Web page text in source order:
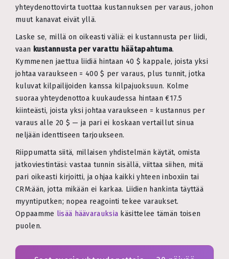
yhteydenottovirta tuottaa kustannuksen per varaus, johon
muut kanavat eivät yllä.
Laske se, millä on oikeasti väliä: ei kustannusta per liidi,
vaan kustannusta per varattu häätapahtuma.
Kymmenen jaettua liidiä hintaan 40 $ kappale, joista yksi
johtaa varaukseen = 400 $ per varaus, plus tunnit, jotka
kuluvat kilpailijoiden kanssa kilpajuoksuun. Kolme
suoraa yhteydenottoa kuukaudessa hintaan €17.5
kiinteästi, joista yksi johtaa varaukseen = kustannus per
varaus alle 20 $ — ja pari ei koskaan vertaillut sinua
neljään identtiseen tarjoukseen.
Riippumatta siitä, millaisen yhdistelmän käytät, omista
jatkoviestintäsi: vastaa tunnin sisällä, viittaa siihen, mitä
pari oikeasti kirjoitti, ja ohjaa kaikki yhteen inboxiin tai
CRM:ään, jotta mikään ei karkaa. Liidien hankinta täyttää
myyntiputken; nopea reagointi tekee varaukset.
Oppaamme lisää häävarauksia käsittelee tämän toisen
puolen.